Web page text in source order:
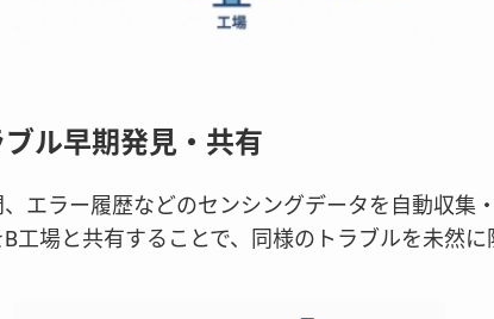
ル早期発見・共有
エラー履歴などのセンシングデータを自動収集
工場と共有することで、同様のトラブルを未然